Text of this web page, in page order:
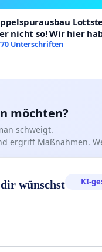
nicht so! Wir hier
Unterschriften
möchten?
schweigt.
ergriff Maßnahmen.
wünschst KI-